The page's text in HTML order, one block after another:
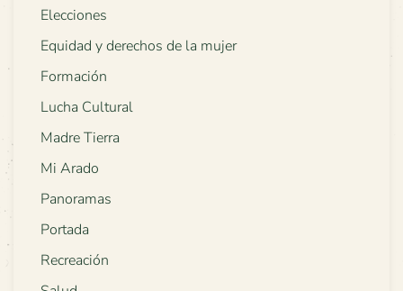
Elecciones
Equidad y derechos de la mujer
Formación
Lucha Cultural
Madre Tierra
Mi Arado
Panoramas
Portada
Recreación